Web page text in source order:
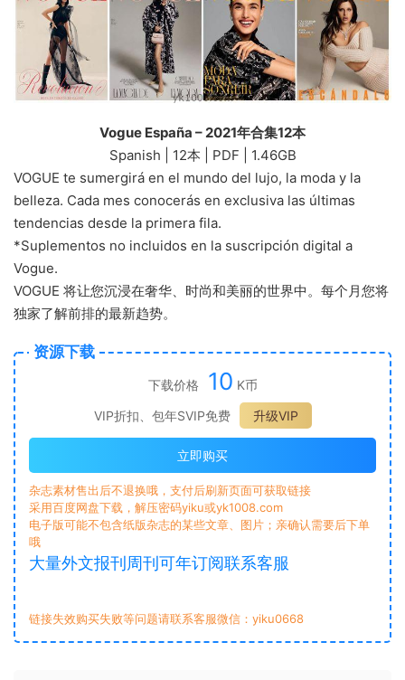
Vogue España – 2021年合集12本
Spanish | 12本 | PDF | 1.46GB
VOGUE te sumergirá en el mundo del lujo, la moda y la
belleza. Cada mes conocerás en exclusiva las últimas
tendencias desde la primera fila.
*Suplementos no incluidos en la suscripción digital a
Vogue.
VOGUE 将让您沉浸在奢华、时尚和美丽的世界中。每个月您将
独家了解前排的最新趋势。
资源下载
下载价格 10 K币
VIP折扣、包年SVIP免费
升级VIP
立即购买
杂志素材售出后不退换哦，支付后刷新页面可获取链接
采用百度网盘下载，解压密码yiku或yk1008.com
电子版可能不包含纸版杂志的某些文章、图片；亲确认需要后下单
哦
大量外文报刊周刊可年订阅联系客服
链接失效购买失败等问题请联系客服微信：yiku0668